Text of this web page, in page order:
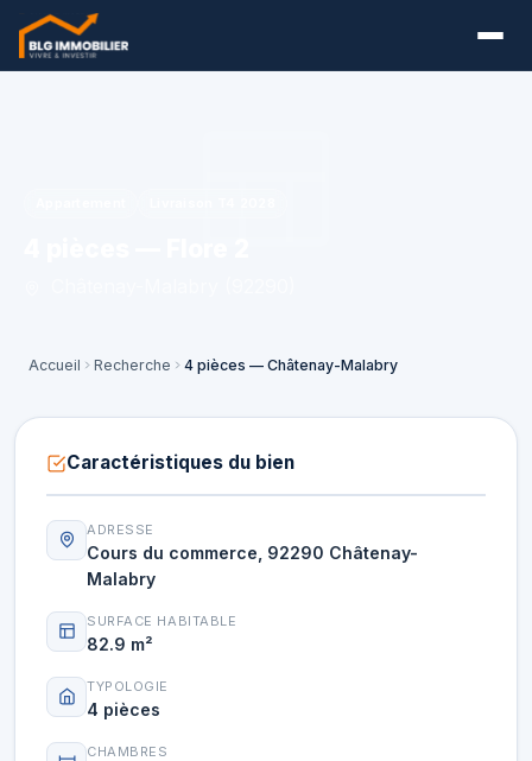
Accueil Recherche 4 pièces — Châtenay-Malabry
Caractéristiques du bien
ADRESSE
Cours du commerce, 92290 Châtenay-
Malabry
SURFACE HABITABLE
82.9 m²
TYPOLOGIE
4 pièces
CHAMBRES